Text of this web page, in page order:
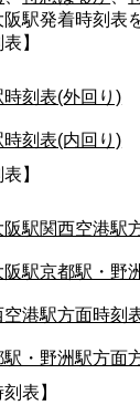
駅発着時刻表
】
時刻表(外回り)
時刻表(内回り)
】
駅関西空港駅
駅京都駅・野
港駅方面時刻
・野洲駅方面
表】